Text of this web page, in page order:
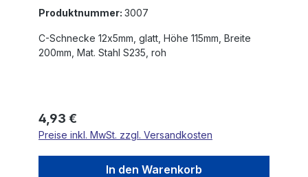
Produktnummer: 3007
C-Schnecke 12x5mm, glatt, Höhe 115mm, Breite
200mm, Mat. Stahl S235, roh
Regulärer Preis:
4,93 €
Preise inkl. MwSt. zzgl. Versandkosten
In den Warenkorb